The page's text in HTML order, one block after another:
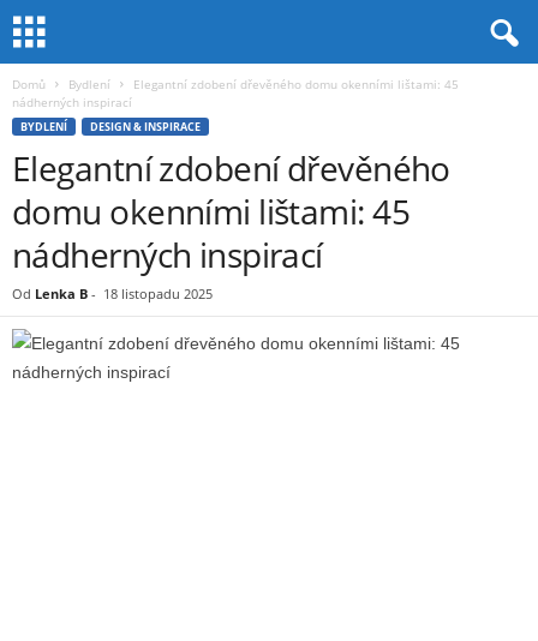
Domů Bydlení
Elegantní zdobení dřevěného domu okenními lištami: 45
nádherných inspirací
BYDLENÍ DESIGN & INSPIRACE
Elegantní zdobení dřevěného
domu okenními lištami: 45
nádherných inspirací
Od Lenka B - 18 listopadu 2025